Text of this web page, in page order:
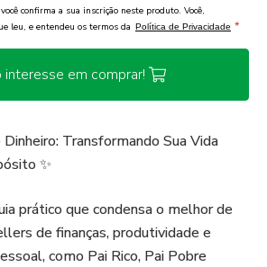
confirma a sua inscrição neste produto. Você,
leu, e entendeu os termos da Política de Privacidade *
interesse em comprar!
Transformando Sua Vida
✨
prático que condensa o melhor de
de finanças, produtividade e
como Pai Rico, Pai Pobre